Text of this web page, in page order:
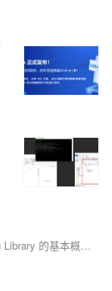
艳了
【10月更文挑战第22天】本文介绍了 React Testing Library 的基本概念和使用方法，包括安装、基本用法、常见问题及解决方法。通过代码案例详细解释了如何测试 React 组件，帮助开发者提高应用质量和稳定性。